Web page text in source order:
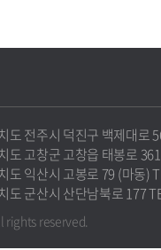
도 전주시 덕진구 백제대로
도 고창군 고창읍 태봉로
도 익산시 고봉로 79 (마동)
도 군산시 산단남북로 177
rights reserved.